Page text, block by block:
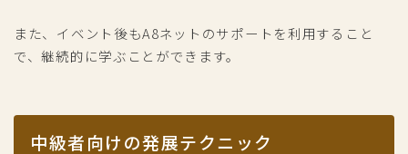
また、イベント後もA8ネットのサポートを利用すること
で、継続的に学ぶことができます。
中級者向けの発展テクニック